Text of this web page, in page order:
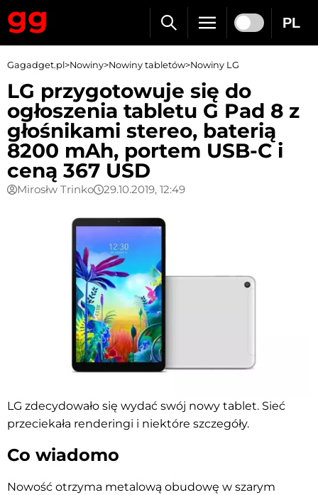
PL
Gagadget.pl>Nowiny>Nowiny tabletów>Nowiny LG
LG przygotowuje się do
ogłoszenia tabletu G Pad 8 z
głośnikami stereo, baterią
8200 mAh, portem USB-C i
ceną 367 USD
Mirosłw Trinko 29.10.2019, 12:49
LG zdecydowało się wydać swój nowy tablet. Sieć
przeciekała renderingi i niektóre szczegóły.
Co wiadomo
Nowość otrzyma metalową obudowę w szarym